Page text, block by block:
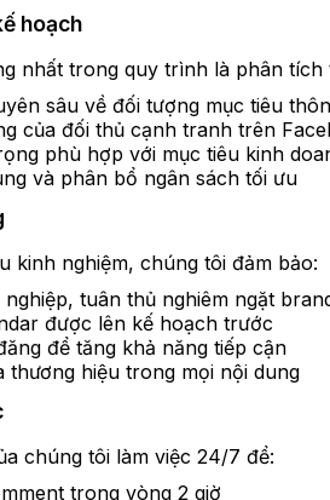
hoạch
nhất trong quy trình là phân
sâu về đối tượng mục tiêu
của đối thủ cạnh tranh trên
phù hợp với mục tiêu kinh
và phân bổ ngân sách tối ưu
kinh nghiệm, chúng tôi đảm bảo:
tuân thủ nghiêm ngặt
được lên kế hoạch trước
để tăng khả năng tiếp cận
thương hiệu trong mọi nội dung
chúng tôi làm việc 24/7 để:
trong vòng 2 giờ